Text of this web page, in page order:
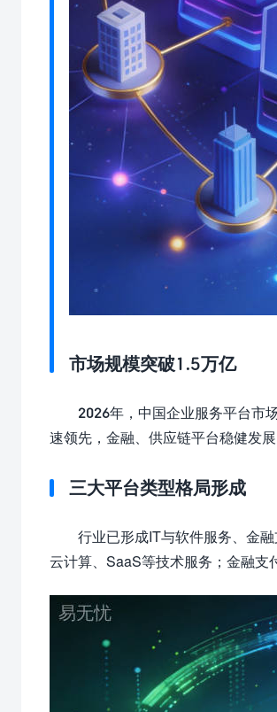
市场规模突破1.5万亿
2026年，中国企业服务平台市
速领先，金融、供应链平台稳健发
三大平台类型格局形成
行业已形成IT与软件服务、金
云计算、SaaS等技术服务；金融支